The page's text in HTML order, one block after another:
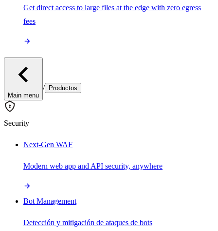
Get direct access to large files at the edge with zero egress
fees
Main menu
/ Productos
Security
Next-Gen WAF
Modern web app and API security, anywhere
Bot Management
Detección y mitigación de ataques de bots